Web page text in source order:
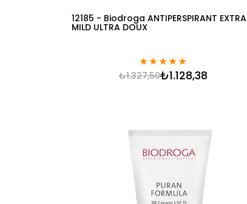
12185 - Biodroga ANTIPERSPIRANT EXTRA
MILD ULTRA DOUX
★★★★★
₺1.128,38
₺1.327,50